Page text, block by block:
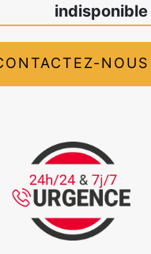
indisponible
NOUS